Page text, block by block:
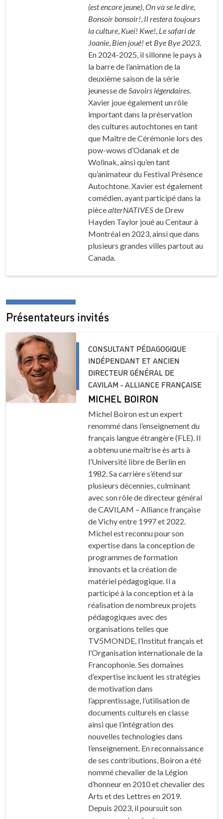
(est encore jeune) ,On va se le dire
Bonsoir bonsoir! Il restera toujours
la culture Kuei! Kwe! Le safari de
Joanie Bien joué! et Bye Bye 2023
En 2024-2025, il sillonne le pays à
la barre de l’animation de la
deuxième saison de la série
jeunesse de Savoirs légendaires
Xavier joue également un rôle
important dans la préservation
des cultures autochtones en tant
que Maître de Cérémonie lors des
pow-wows d’Odanak et de
Wolinak, ainsi qu’en tant
qu’animateur du Festival Présence
Autochtone . Xavier est également
comédien, ayant participé dans la
piècealterNATIVESde Drew
Hayden Taylor joué au Centaur à
Montréal en 2023, ainsi que dans
plusieurs grandes villes partout au
Canada.
Présentateurs invités
CONSULTANT PÉDAGOGIQUE
INDÉPENDANT ET ANCIEN
DIRECTEUR GÉNÉRAL DE
CAVILAM - ALLIANCE FRANÇAISE
MICHEL BOIRON
Michel Boiron est un expert
renommé dans l’enseignement du
français langue étrangère (FLE). Il
a obtenu une maîtrise ès arts à
l’Université libre de Berlin en
1982. Sa carrière s’étend sur
plusieurs décennies, culminant
avec son rôle de directeur général
de CAVILAM – Alliance française
de Vichy entre 1997 et 2022.
Michel est reconnu pour son
expertise dans la conception de
programmes de formation
innovants et la création de
matériel pédagogique. Il a
participé à la conception et à la
réalisation de nombreux projets
pédagogiques avec des
organisations telles que
TV5MONDE, l’Institut français et
l’Organisation internationale de la
Francophonie. Ses domaines
d’expertise incluent les stratégies
de motivation dans
l’apprentissage, l’utilisation de
documents culturels en classe
ainsi que l’intégration des
nouvelles technologies dans
l’enseignement. En reconnaissance
de ses contributions, Boiron a été
nommé chevalier de la Légion
d’honneur en 2010 et chevalier des
Arts et des Lettres en 2019.
Depuis 2023, il poursuit son